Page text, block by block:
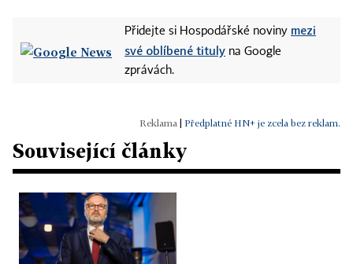
Přidejte si Hospodářské noviny mezi
své oblíbené tituly na Google
zprávách.
Předplatné HN+ je zcela bez reklam.
Související články